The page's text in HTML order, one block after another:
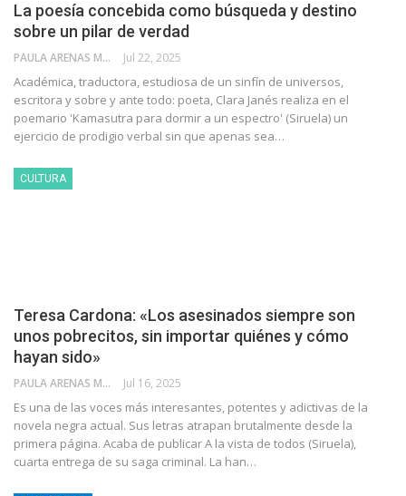
La poesía concebida como búsqueda y destino
sobre un pilar de verdad
PAULA ARENAS MARTÍN ABRIL Jul 22, 2025
Académica, traductora, estudiosa de un sinfín de universos,
escritora y sobre y ante todo: poeta, Clara Janés realiza en el
poemario 'Kamasutra para dormir a un espectro' (Siruela) un
ejercicio de prodigio verbal sin que apenas sea…
CULTURA
Teresa Cardona: «Los asesinados siempre son
unos pobrecitos, sin importar quiénes y cómo
hayan sido»
PAULA ARENAS MARTÍN ABRIL Jul 16, 2025
Es una de las voces más interesantes, potentes y adictivas de la
novela negra actual. Sus letras atrapan brutalmente desde la
primera página. Acaba de publicar A la vista de todos (Siruela),
cuarta entrega de su saga criminal. La han…